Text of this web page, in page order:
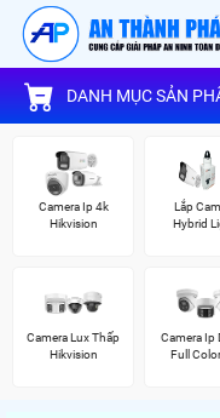
DANH MỤC SẢN
Camera Ip 4k
Hikvision
Lắp
Hybrid
Camera Lux Thấp
Hikvision
Camera Ip
Full